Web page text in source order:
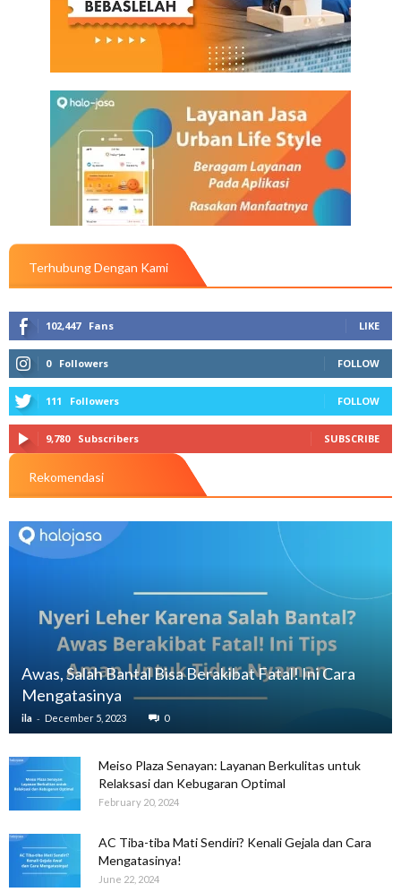
Terhubung Dengan Kami
102,447 Fans LIKE
0 Followers FOLLOW
111 Followers FOLLOW
9,780 Subscribers SUBSCRIBE
Rekomendasi
Awas, Salah Bantal Bisa Berakibat Fatal! Ini Cara
Mengatasinya
ila - December 5, 2023 0
Meiso Plaza Senayan: Layanan Berkulitas untuk
Relaksasi dan Kebugaran Optimal
February 20, 2024
AC Tiba-tiba Mati Sendiri? Kenali Gejala dan Cara
Mengatasinya!
June 22, 2024